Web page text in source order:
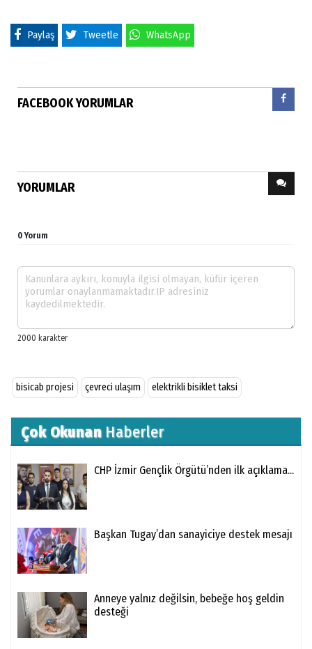
Paylaş Tweetle WhatsApp
FACEBOOK YORUMLAR
YORUMLAR
0 Yorum
bisicab projesi çevreci ulaşım elektrikli bisiklet taksi
Çok OkunanHaberler
CHP İzmir Gençlik Örgütü’nden ilk açıklama...
Başkan Tugay’dan sanayiciye destek mesajı
Anneye yalnız değilsin, bebeğe hoş geldin
desteği